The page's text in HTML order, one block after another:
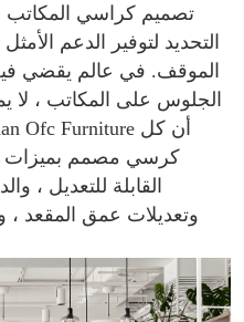
تصميم كراسي المكاتب
التحديد لتوفير الدعم
الموقف. في عالم يقضي
الجلوس على المكاتب ، لا
كرسي مصمم بميزات
القابلة للتعديل ،
وتعديلات عمق المقعد ،